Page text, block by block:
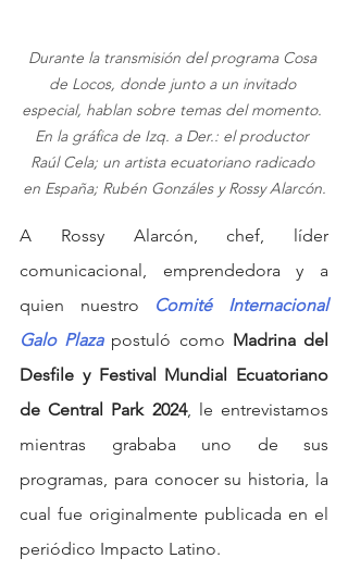
Durante la transmisión del programa Cosa
de Locos, donde junto a un invitado
especial, hablan sobre temas del momento.
En la gráfica de Izq. a Der.: el productor
Raúl Cela; un artista ecuatoriano radicado
en España; Rubén Gonzáles y Rossy Alarcón.
A Rossy Alarcón, chef, líder
comunicacional, emprendedora y a
quien nuestro Comité Internacional
Galo Plaza postuló como Madrina del
Desfile y Festival Mundial Ecuatoriano
de Central Park 2024, le entrevistamos
mientras grababa uno de sus
programas, para conocer su historia, la
cual fue originalmente publicada en el
periódico Impacto Latino.